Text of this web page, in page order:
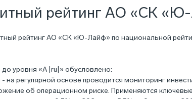
рейтинг АО «СК
рейтинг АО «СК «Ю-Лайф» по национальной
уровня «А |ru|» обусловлено:
на регулярной основе проводится мониторинг
об операционном риске. Применяются